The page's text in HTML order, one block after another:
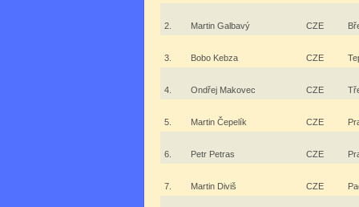
2. Martin Galbavý CZE
3. Bobo Kebza CZE
4. Ondřej Makovec CZE
5. Martin Čepelík CZE
6. Petr Petras CZE
7. Martin Diviš CZE